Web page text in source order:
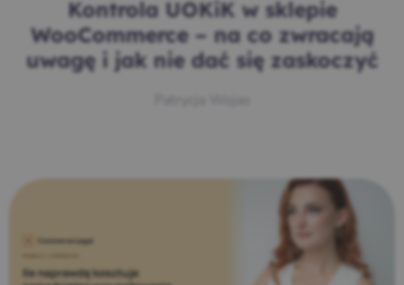
Kontrola UOKiK w sklepie
WooCommerce – na co zwracają
uwagę i jak nie dać się zaskoczyć